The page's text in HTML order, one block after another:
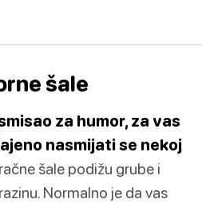
šale
za humor, za vas
nasmijati se nekoj
šale podižu grube i
Normalno je da vas